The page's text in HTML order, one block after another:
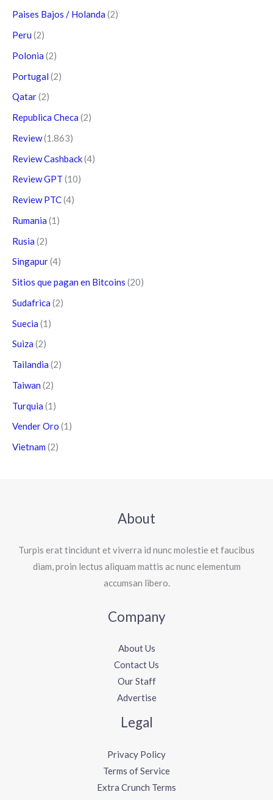
Paises Bajos / Holanda (2)
Peru (2)
Polonia (2)
Portugal (2)
Qatar(2)
Republica Checa (2)
Review(1.863)
Review Cashback(4)
Review GPT (10)
Review PTC(4)
Rumania (1)
Rusia (2)
Singapur(4)
Sitios que pagan en Bitcoins (20)
Sudafrica (2)
Suecia (1)
Suiza (2)
Tailandia (2)
Taiwan (2)
Turquia (1)
Vender Oro (1)
Vietnam (2)
About
Turpis erat tincidunt et viverra id nunc molestie et faucibus
diam, proin lectus aliquam mattis ac nunc elementum
accumsan libero.
Company
About Us
Contact Us
Our Staff
Advertise
Legal
Privacy Policy
Terms of Service
Extra Crunch Terms